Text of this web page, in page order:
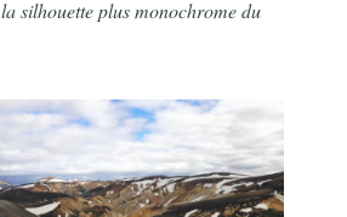
silhouette plus monochrome du